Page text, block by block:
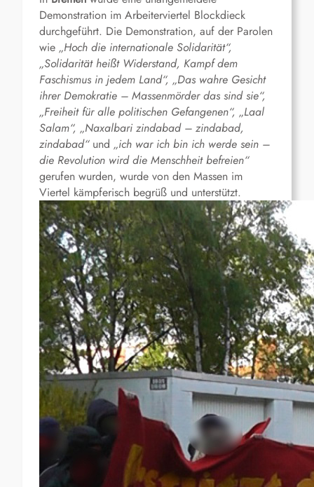
Demonstration im Arbeiterviertel Blockdieck
durchgeführt. Die Demonstration, auf der Parolen
wie „Hoch die internationale Solidarität“,
„Solidarität heißt Widerstand, Kampf dem
Faschismus in jedem Land“, „Das wahre Gesicht
ihrer Demokratie – Massenmörder das sind sie“,
„Freiheit für alle politischen Gefangenen“, „Laal
Salam“, „Naxalbari zindabad – zindabad,
zindabad“und „ich war ich bin ich werde sein –
die Revolution wird die Menschheit befreien“
gerufen wurden, wurde von den Massen im
Viertel kämpferisch begrüß und unterstützt.